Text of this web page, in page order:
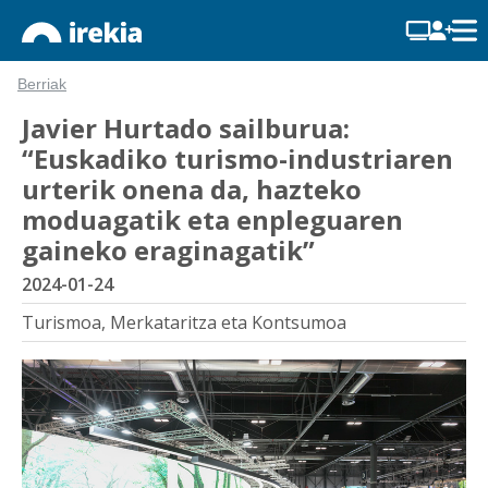
Berriak
Javier Hurtado sailburua:
“Euskadiko turismo-industriaren
urterik onena da, hazteko
moduagatik eta enpleguaren
gaineko eraginagatik”
2024-01-24
Turismoa, Merkataritza eta Kontsumoa